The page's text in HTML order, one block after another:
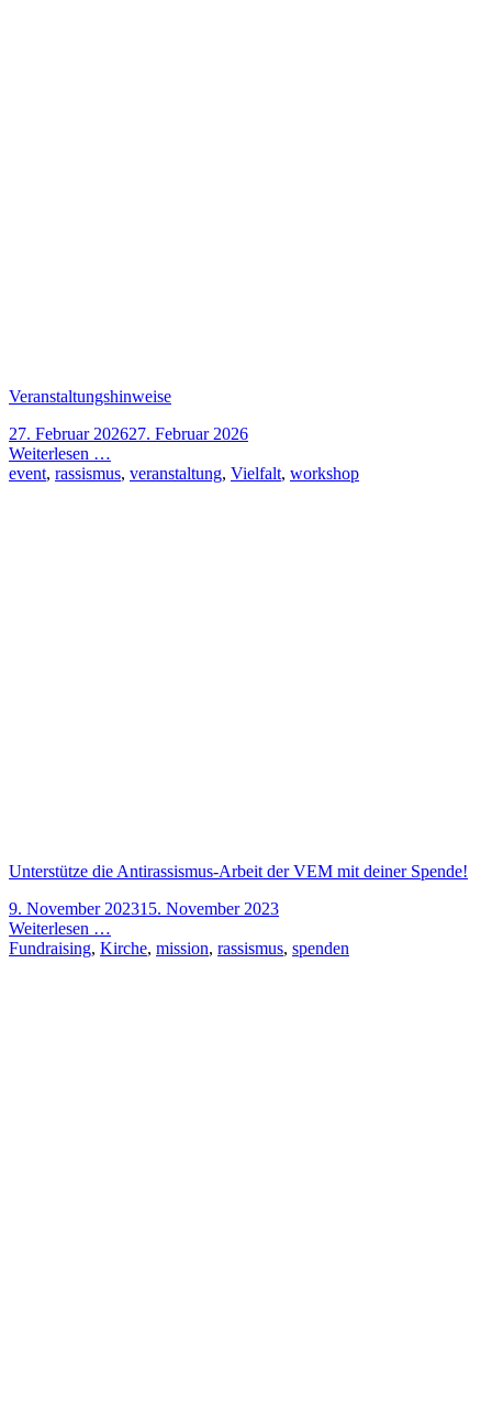
Veranstaltungshinweise
27. Februar 202627. Februar 2026
Weiterlesen …
event, rassismus, veranstaltung, Vielfalt, workshop
Unterstütze die Antirassismus-Arbeit der VEM mit deiner Spende!
9. November 202315. November 2023
Weiterlesen …
Fundraising, Kirche, mission, rassismus, spenden